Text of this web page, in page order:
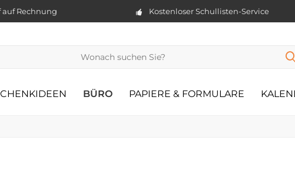
auf Rechnung Kostenloser Schullisten-Service
BÜRO PAPIERE & FORMULARE